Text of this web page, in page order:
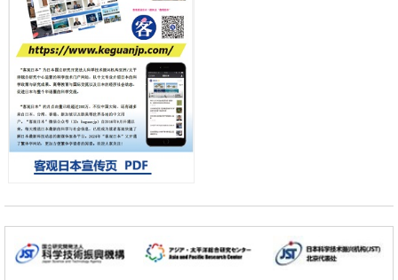
日元
科学研究
千叶大学鉴定出导致难治性疾病“肺高血压症”恶化的蛋白质“MYL9/12”，
会引发血管结构恶化
科学研究
京都大学高效生成光的构成单元“光子”，可应用于量子计算机
科学研究
开发出300亿年仅误差1秒的光晶格钟，构建网络将其打造为下一代社会
基础设施
经济・社会
大阪大学开发出膜脂质可视化工具，使脂质探针的高效开发成为可能
科学研究
小岩井忠道 泷川 进